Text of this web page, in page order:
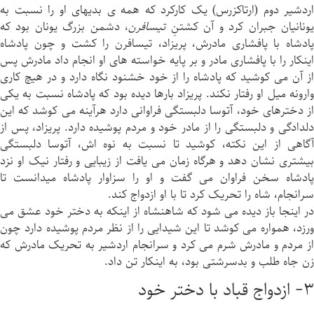
اردشير دوم (ارتاكزرس) يک كاركرد كه همه ی بدیهاى او را نسبت به
يونانيان جبران كرد و آن كشتنِتيسافرن، دشمن بزرگ يونان بود كه
پادشاه با پافشاری مادرش، پريزاد، تيسافرن را كشت و چون پادشاه
اينكار را با پافشاری مادر و بر پایه خواسته های او انجام داد مادرش پس
از آن می كوشيد كه پادشاه را از خود خشنود نگاه دارد و در هيچ كارى
وارونه ميل او رفتار نكند. پريزاد بارها ديده بود كه پادشاه نسبت به يكى
از دخترهاى خود، آتوسا دلبستگی فراوانی دارد هرآینه می كوشد كه اين
دلدادگی و دلبستگی را از مادر خود و مردم پوشيده دارد. پريزاد، پس از
آگاهی از اين نکته، كوشيد تا نسبت به نوه اش، آتوسا دلبستگی
بيشترى نشان دهد و هرگاه زمان می يافت از زيبایى و رفتار نیک او نزد
پادشاه سخن فراوان می گفت و او را سزاوار پادشاه میدانست تا
سرانجام، شاه را تحريک كرد تا با او ازدواج كند.
در اينجا باز دیده می شود كه شاهنشاه از اينكه به دختر خود عشق می
ورزد، همواره می كوشد تا اين شیدایی را از نظر مردم پوشيده دارد چون
از مردم و مادرش شرم می کرد و سرانجام اردشير به تحريک مادرش كه
زن جاه طلب و بدسرشتی بود، به اينكار تن داد.
٣- ازدواج قباد با دختر خود